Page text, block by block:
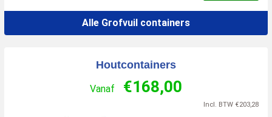
Alle Grofvuil containers
Houtcontainers
Vanaf €168,00
Incl. BTW €203,28